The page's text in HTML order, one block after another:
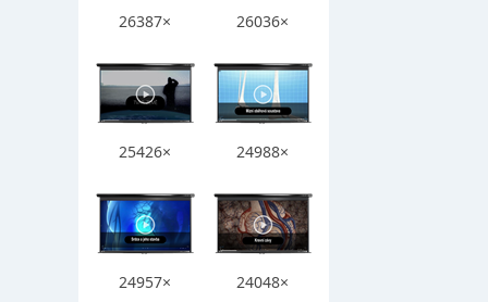
26387× 26036×
25426× 24988×
24957× 24048×